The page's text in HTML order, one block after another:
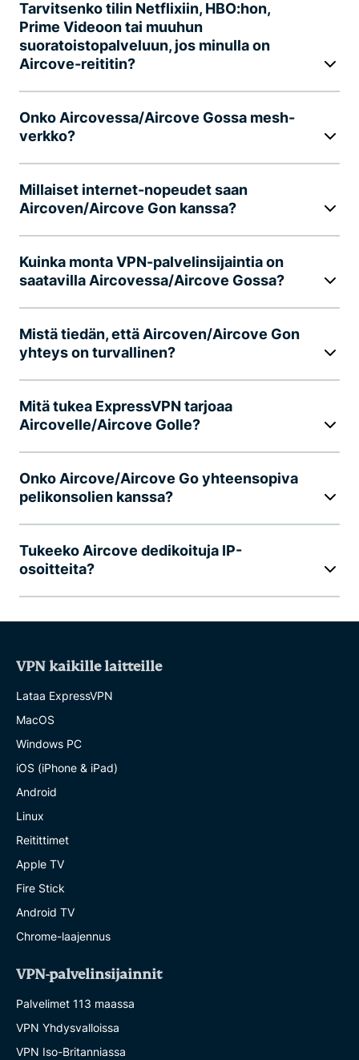
Tarvitsenko tilin Netflixiin, HBO:hon,
Prime Videoon tai muuhun
suoratoistopalveluun, jos minulla on
Aircove-reititin?
Onko Aircovessa/Aircove Gossa mesh-
verkko?
Millaiset internet-nopeudet saan
Aircoven/Aircove Gon kanssa?
Kuinka monta VPN-palvelinsijaintia on
saatavilla Aircovessa/Aircove Gossa?
Mistä tiedän, että Aircoven/Aircove Gon
yhteys on turvallinen?
Mitä tukea ExpressVPN tarjoaa
Aircovelle/Aircove Golle?
Onko Aircove/Aircove Go yhteensopiva
pelikonsolien kanssa?
Tukeeko Aircove dedikoituja IP-
osoitteita?
VPN kaikille laitteille
Lataa ExpressVPN
MacOS
Windows PC
iOS (iPhone & iPad)
Android
Linux
Reitittimet
Apple TV
Fire Stick
Android TV
Chrome-laajennus
VPN-palvelinsijainnit
Palvelimet 113 maassa
VPN Yhdysvalloissa
VPN Iso-Britanniassa